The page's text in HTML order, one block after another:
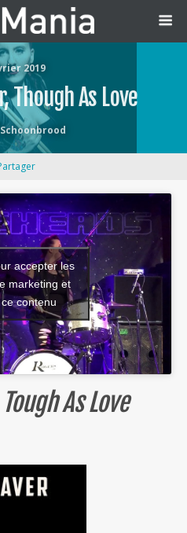
2019
Though As Love
accepter les
marketing et
contenu
Tough As Love